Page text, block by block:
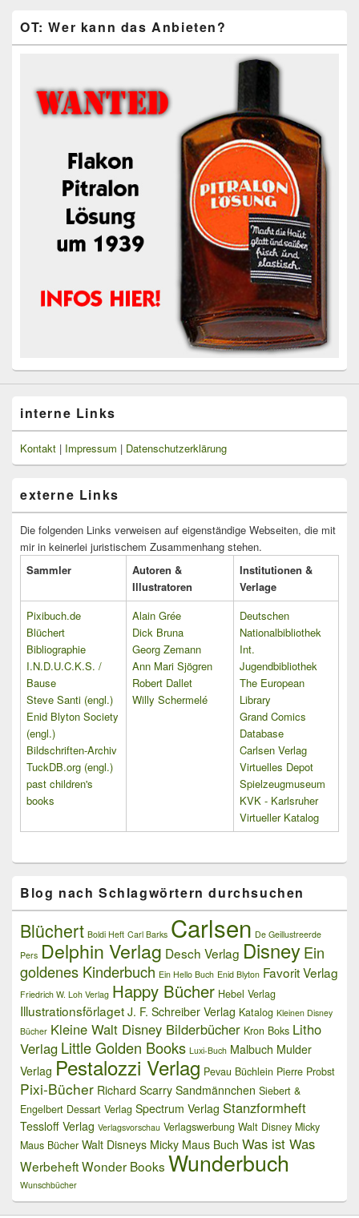
OT: Wer kann das Anbieten?
interne Links
Kontakt | Impressum | Datenschutzerklärung
externe Links
Die folgenden Links verweisen auf eigenständige Webseiten, die mit
mir in keinerlei juristischem Zusammenhang stehen.
Sammler
Autoren &
Illustratoren
Institutionen &
Verlage
Pixibuch.de
Blüchert
Bibliographie
I.N.D.U.C.K.S. /
Bause
Steve Santi (engl.)
Enid Blyton Society
(engl.)
Bildschriften-Archiv
TuckDB.org (engl.)
past children's
books
Alain Grée
Dick Bruna
Georg Zemann
Ann Mari Sjögren
Robert Dallet
Willy Schermelé
Deutschen
Nationalbibliothek
Int.
Jugendbibliothek
The European
Library
Grand Comics
Database
Carlsen Verlag
Virtuelles Depot
Spielzeugmuseum
KVK - Karlsruher
Virtueller Katalog
Blog nach Schlagwörtern durchsuchen
Blüchert Boldi Heft Carl Barks Carlsen De Geillustreerde
Pers Delphin Verlag Desch Verlag DisneyEin
goldenes Kinderbuch Ein Hello Buch Enid Blyton Favorit Verlag
Friedrich W. Loh Verlag Happy Bücher Hebel Verlag
Illustrationsförlaget J. F. Schreiber Verlag Katalog Kleinen Disney
Bücher Kleine Walt Disney Bilderbücher Kron Boks Litho
Verlag Little Golden Books Luxi-Buch Malbuch Mulder
Verlag Pestalozzi Verlag Pevau Büchlein Pierre Probst
Pixi-Bücher Richard Scarry Sandmännchen Siebert &
Engelbert Dessart Verlag Spectrum Verlag Stanzformheft
Tessloff Verlag Verlagsvorschau Verlagswerbung Walt Disney Micky
Maus Bücher Walt Disneys Micky Maus Buch Was ist Was
WerbeheftWonder Books Wunderbuch
Wunschbücher